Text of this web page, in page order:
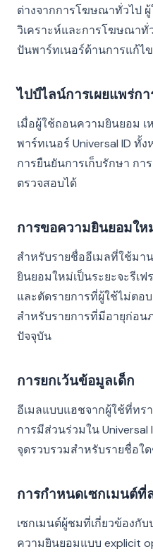
ต่างจากการโฆษณาทั่วไป
วิเคราะห์และการโฆษณาทั่
ปันพาร์ทเนอร์ด้านการแก้ไ
ไปป์ไลน์การเผยแพร่ก
เมื่อผู้ใช้ถอนความยินยอม
พาร์ทเนอร์ Universal ID ทั้
การยืนยันการเก็บรักษา กา
ตรวจสอบได้
การขอความยินยอมให
สำหรับรายชื่ออีเมลที่ใช้ม
ยินยอมใหม่เป็นระยะจะรีเ
และตัดรายการที่ผู้ใช้ไม่ตอ
สำหรับรายการที่มีอายุก่อน
ปัจจุบัน
การยกเว้นข้อมูลเด็ก
อีเมลแบบแฮชจากผู้ใช้ที่ทร
การมีส่วนร่วมใน
จุดรวบรวมสำหรับรายชื่อใ
การกำหนดเซกเมนต์ที่
เซกเมนต์ผู้ชมที่เกี่ยวข้องกั
ความยินยอมแบบ explicit